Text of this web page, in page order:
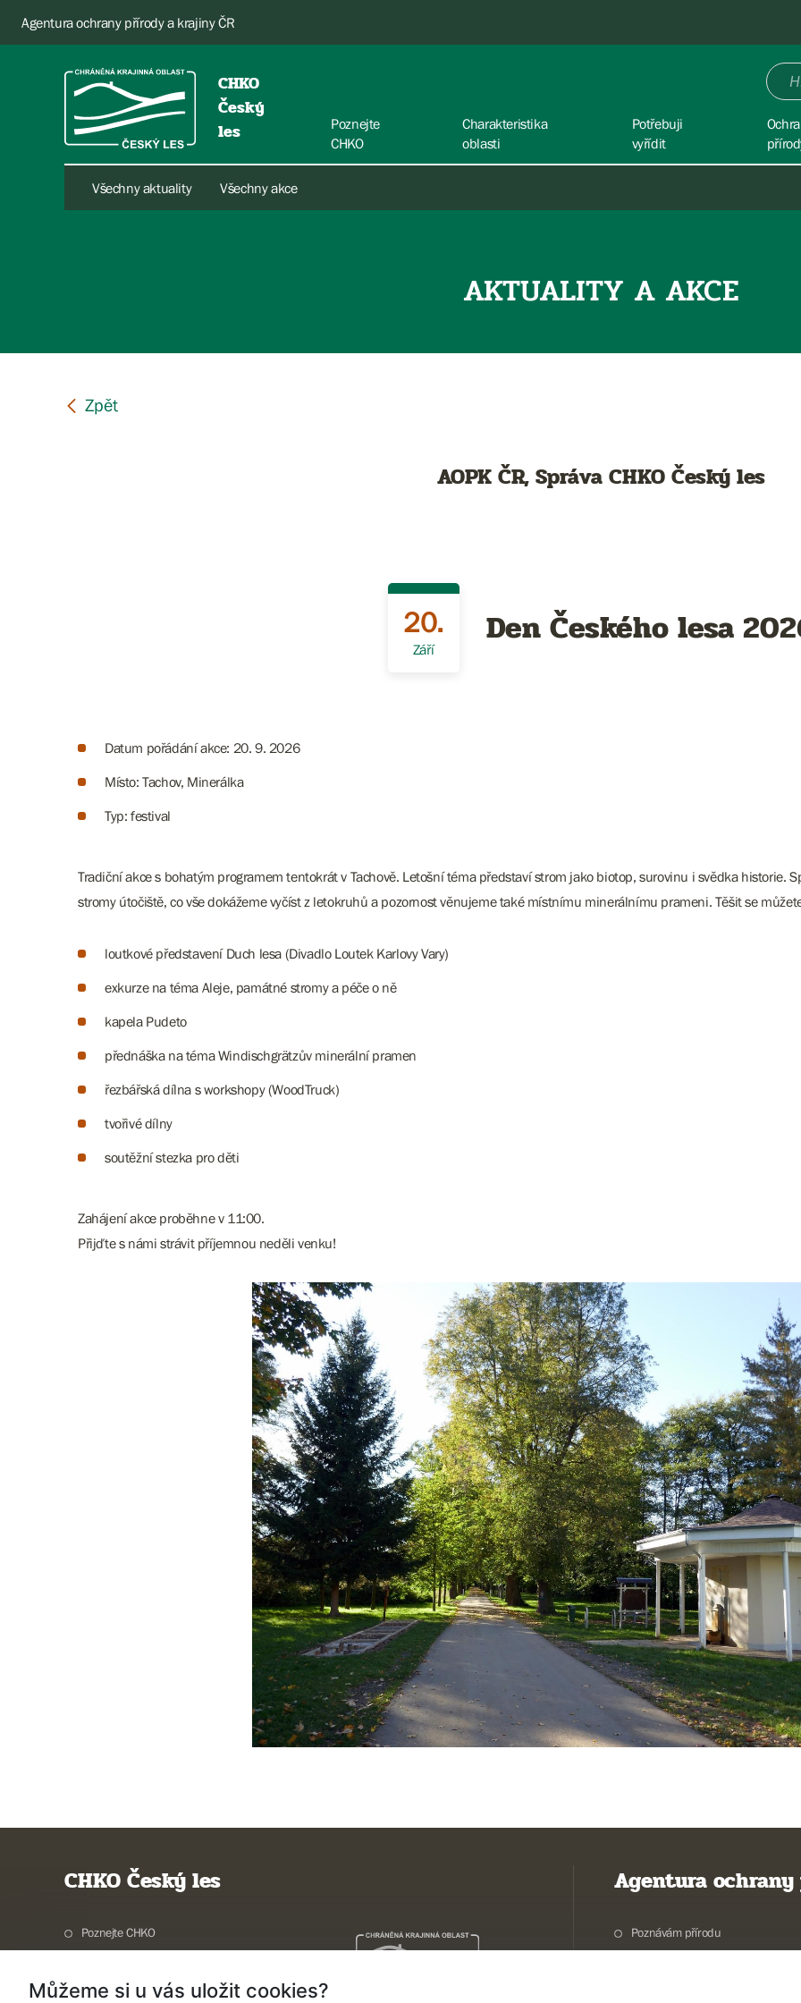
Agentura ochrany přírody a krajiny ČR
CHKO
Český
les
Poznejte
CHKO
Charakteristika
oblasti
Potřebuji
vyřídit
Všechny aktuality Všechny akce
AKTUALITY A AKCE
AOPK ČR, Správa CHKO Český les
20.
Září Den Českého lesa
Datum pořádání akce: 20. 9. 2026
Místo: Tachov, Minerálka
Typ: festival
Tradiční akce s bohatým programem tentokrát v Tachově. Letošní téma představí strom jako biotop, surovinu i svědka historie.
stromy útočiště, co vše dokážeme vyčíst z letokruhů a pozornost věnujeme také místnímu minerálnímu prameni. Těšit se
loutkové představení Duch lesa (Divadlo Loutek Karlovy Vary)
exkurze na téma Aleje, památné stromy a péče o ně
kapela Pudeto
přednáška na téma Windischgrätzův minerální pramen
řezbářská dílna s workshopy (WoodTruck)
tvořivé dílny
soutěžní stezka pro děti
Zahájení akce proběhne v 11:00.
Přijďte s námi strávit příjemnou neděli venku!
CHKO Český les
Poznejte CHKO
Ochrana přírody
Agentura
Poznávám přírodu
Můžeme si u vás uložit cookies?